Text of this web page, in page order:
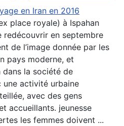
place royale) à Ispahan
redécouvrir en septembre
de l’image donnée par les
pays moderne, et
dans la société de
une activité urbaine
avec des gens
accueillants. jeunesse
les femmes doivent ...